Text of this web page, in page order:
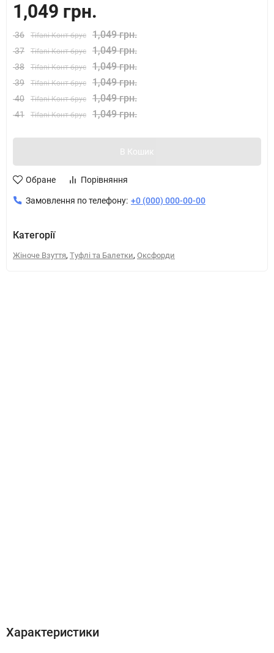
1,049 грн.
36 Tifani Конт брус 1,049 грн.
37 Tifani Конт брус 1,049 грн.
38 Tifani Конт брус 1,049 грн.
39 Tifani Конт брус 1,049 грн.
40 Tifani Конт брус 1,049 грн.
41 Tifani Конт брус 1,049 грн.
В Кошик
Обране Порівняння
Замовлення по телефону: +0 (000) 000-00-00
Категорії
Жіноче Взуття, Туфлі та Балетки, Оксфорди
Характеристики